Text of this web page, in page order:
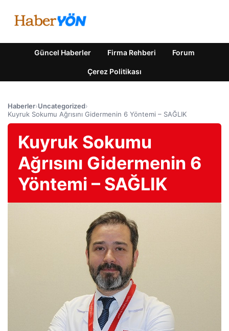
Güncel Haberler Firma Rehberi Forum
Çerez Politikası
Haberler›Uncategorized›
Kuyruk Sokumu Ağrısını Gidermenin 6 Yöntemi – SAĞLIK
Kuyruk Sokumu
Ağrısını Gidermenin 6
Yöntemi – SAĞLIK